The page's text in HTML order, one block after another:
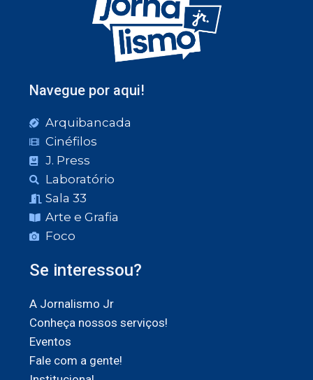
Navegue por aqui!
Arquibancada
Cinéfilos
J. Press
Laboratório
Sala 33
Arte e Grafia
Foco
Se interessou?
A Jornalismo Jr
Conheça nossos serviços!
Eventos
Fale com a gente!